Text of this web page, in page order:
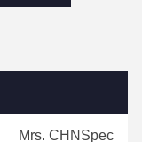
Mrs. CHNSpec